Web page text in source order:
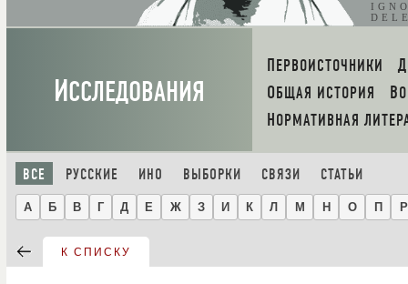
ИССЛЕДОВАНИЯ
ПЕРВОИСТОЧНИКИ
ОБЩАЯ ИСТОРИЯ
НОРМАТИВНАЯ
ВСЕ РУССКИЕ ИНО ВЫБОРКИ СВЯЗИ СТАТЬИ
А Б В Г Д Е Ж З И К Л М Н О П Р
К СПИСКУ